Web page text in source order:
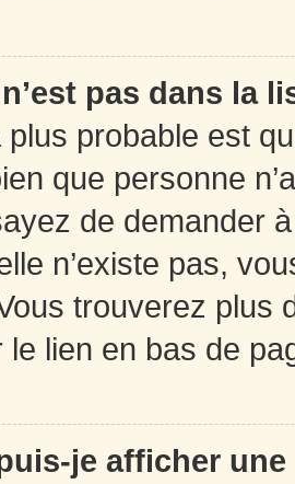
pas dans la
probable est
que personne
de demander
n’existe pas,
trouverez plus
le lien en bas de
je afficher